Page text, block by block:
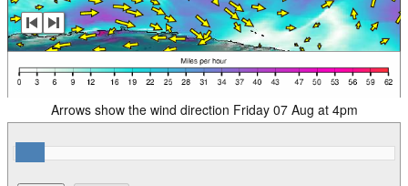
Arrows show the wind direction Friday 07 Aug at 4pm